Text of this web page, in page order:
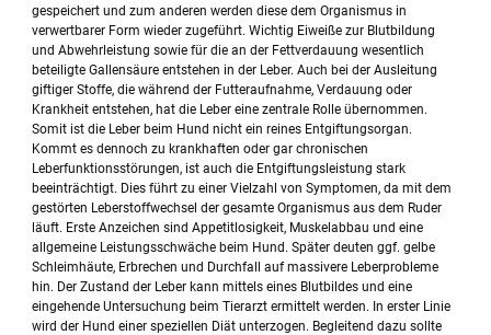
gespeichert und zum anderen werden diese dem Organismus in
verwertbarer Form wieder zugeführt. Wichtig Eiweiße zur Blutbildung
und Abwehrleistung sowie für die an der Fettverdauung wesentlich
beteiligte Gallensäure entstehen in der Leber. Auch bei der Ausleitung
giftiger Stoffe, die während der Futteraufnahme, Verdauung oder
Krankheit entstehen, hat die Leber eine zentrale Rolle übernommen.
Somit ist die Leber beim Hund nicht ein reines Entgiftungsorgan.
Kommt es dennoch zu krankhaften oder gar chronischen
Leberfunktionsstörungen, ist auch die Entgiftungsleistung stark
beeinträchtigt. Dies führt zu einer Vielzahl von Symptomen, da mit dem
gestörten Leberstoffwechsel der gesamte Organismus aus dem Ruder
läuft. Erste Anzeichen sind Appetitlosigkeit, Muskelabbau und eine
allgemeine Leistungsschwäche beim Hund. Später deuten ggf. gelbe
Schleimhäute, Erbrechen und Durchfall auf massivere Leberprobleme
hin. Der Zustand der Leber kann mittels eines Blutbildes und eine
eingehende Untersuchung beim Tierarzt ermittelt werden. In erster Linie
wird der Hund einer speziellen Diät unterzogen. Begleitend dazu sollte